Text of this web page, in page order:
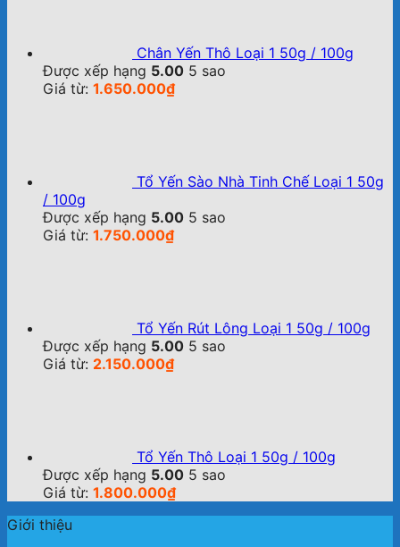
Chân Yến Thô Loại 1 50g / 100g
Được xếp hạng 5.00 5 sao
Giá từ: 1.650.000₫
Tổ Yến Sào Nhà Tinh Chế Loại 1 50g
/ 100g
Được xếp hạng 5.00 5 sao
Giá từ: 1.750.000₫
Tổ Yến Rút Lông Loại 1 50g / 100g
Được xếp hạng 5.00 5 sao
Giá từ: 2.150.000₫
Tổ Yến Thô Loại 1 50g / 100g
Được xếp hạng 5.00 5 sao
Giá từ: 1.800.000₫
Giới thiệu